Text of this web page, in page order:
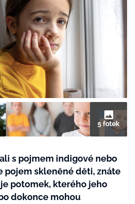
BurdaMedia
Extra
SVĚT ŽENY - 599 KČ
ROČNÍ PŘEDPLATNÉ SVĚT ŽENY +
SADA PRODUKTŮ MANA (10 ks)
5 fotek
s pojmem indigové nebo
pojem skleněné děti, znáte
potomek, kterého jeho
dokonce mohou